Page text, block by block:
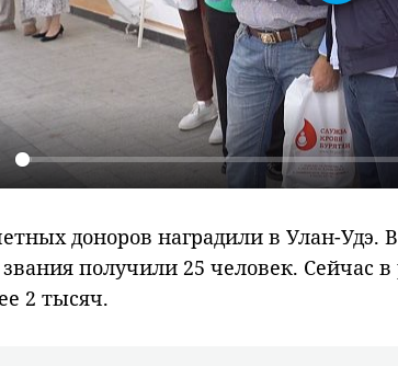
доноров наградили в Улан-Удэ.
получили 25 человек. Сейчас
2 тысяч.